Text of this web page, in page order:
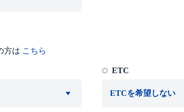
方は こちら
ETC
ETCを希望しない